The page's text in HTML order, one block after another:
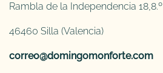
Rambla de la Independencia 18,8.º
46460 Silla (Valencia)
correo@domingomonforte.com